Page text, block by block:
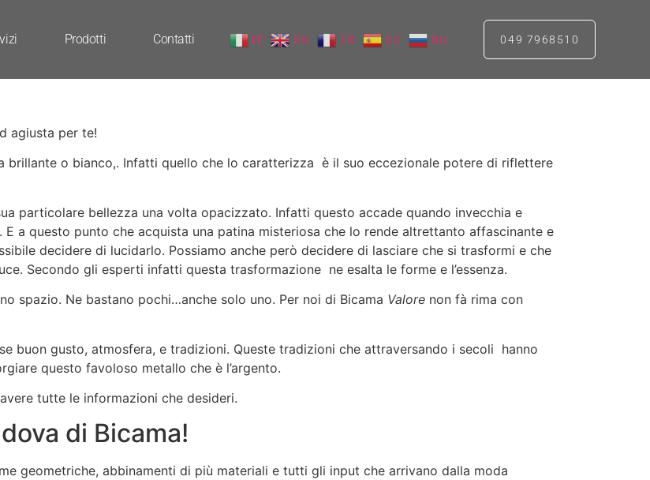
Prodotti Contatti IT EN FR ES RU 049 7968510
agiusta per te!
brillante o bianco,. Infatti quello che lo caratterizza è il suo eccezionale potere di riflettere
particolare bellezza una volta opacizzato. Infatti questo accade quando invecchia e
a questo punto che acquista una patina misteriosa che lo rende altrettanto affascinante e
decidere di lucidarlo. Possiamo anche però decidere di lasciare che si trasformi e che
Secondo gli esperti infatti questa trasformazione ne esalta le forme e l’essenza.
spazio. Ne bastano pochi…anche solo uno. Per noi di Bicama Valore non fà rima con
buon gusto, atmosfera, e tradizioni. Queste tradizioni che attraversando i secoli hanno
questo favoloso metallo che è l’argento.
tutte le informazioni che desideri.
di Bicama!
geometriche, abbinamenti di più materiali e tutti gli input che arrivano dalla moda